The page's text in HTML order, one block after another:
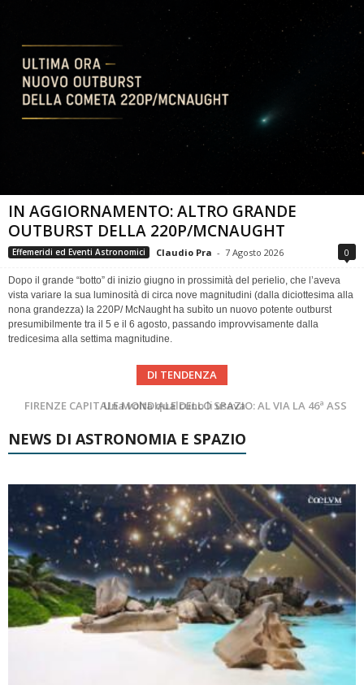
IN AGGIORNAMENTO: ALTRO GRANDE
OUTBURST DELLA 220P/MCNAUGHT
Effemeridi ed Eventi Astronomici Claudio Pra - 7 Agosto 2026 0
Dopo il grande “botto” di inizio giugno in prossimità del perielio, che l’aveva
vista variare la sua luminosità di circa nove magnitudini (dalla diciottesima alla
nona grandezza) la 220P/ McNaught ha subìto un nuovo potente outburst
presumibilmente tra il 5 e il 6 agosto, passando improvvisamente dalla
tredicesima alla settima magnitudine.
DI TENDENZA
FIRENZE CAPITALE MONDIALE DELLO SPAZIO: AL VIA LA 46ª ASSEMBLEA SCIENTIFICA DEL COSPAR
Cielo del Mese di Agosto 2026
NEWS DI ASTRONOMIA E SPAZIO